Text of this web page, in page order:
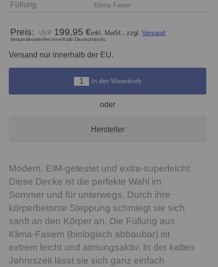
Füllung Klima Faser
Preis: 199,95 €inkl. MwSt., zzgl. Versand
Versandkostenfrei innerhalb Deutschlands.
Versand nur innerhalb der EU.
In den Warenkorb
oder
Hersteller
Modern, EIM-getestet und extra-superleicht:
Diese Decke ist die perfekte Wahl im
Sommer und für unterwegs. Durch ihre
körperbetonte Steppung schmiegt sie sich
sanft an den Körper an. Die Füllung aus
Klima-Fasern (biologisch abbaubar) ist
extrem leicht und atmungsaktiv. In der kalten
Jahreszeit lässt sie sich ganz einfach